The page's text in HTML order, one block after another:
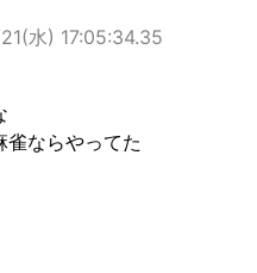
水) 17:05:34.35
ならやってた